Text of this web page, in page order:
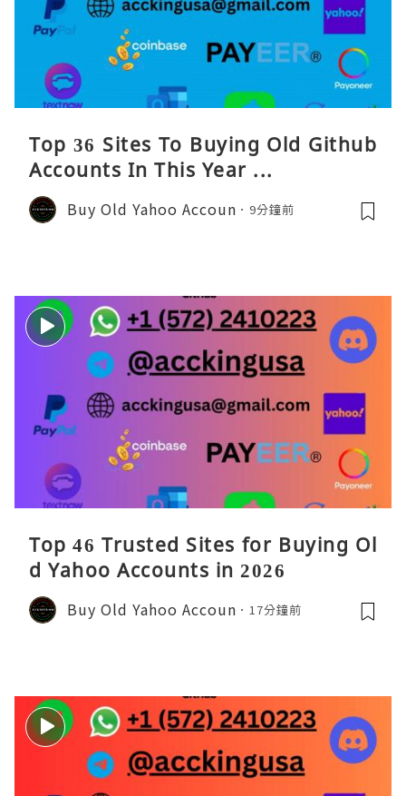
Top 36 Sites To Buying Old Github
Accounts In This Year ...
Buy Old Yahoo Accoun 9分鐘前
Top 46 Trusted Sites for Buying Ol
d Yahoo Accounts in 2026
Buy Old Yahoo Accoun 17分鐘前